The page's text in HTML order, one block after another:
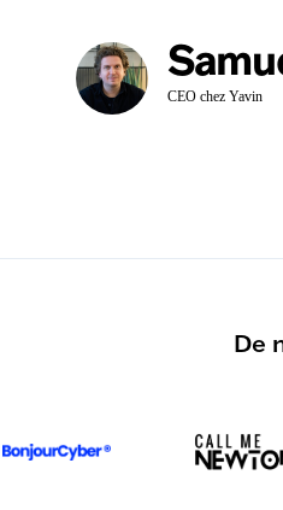
CEO chez Yavin
De